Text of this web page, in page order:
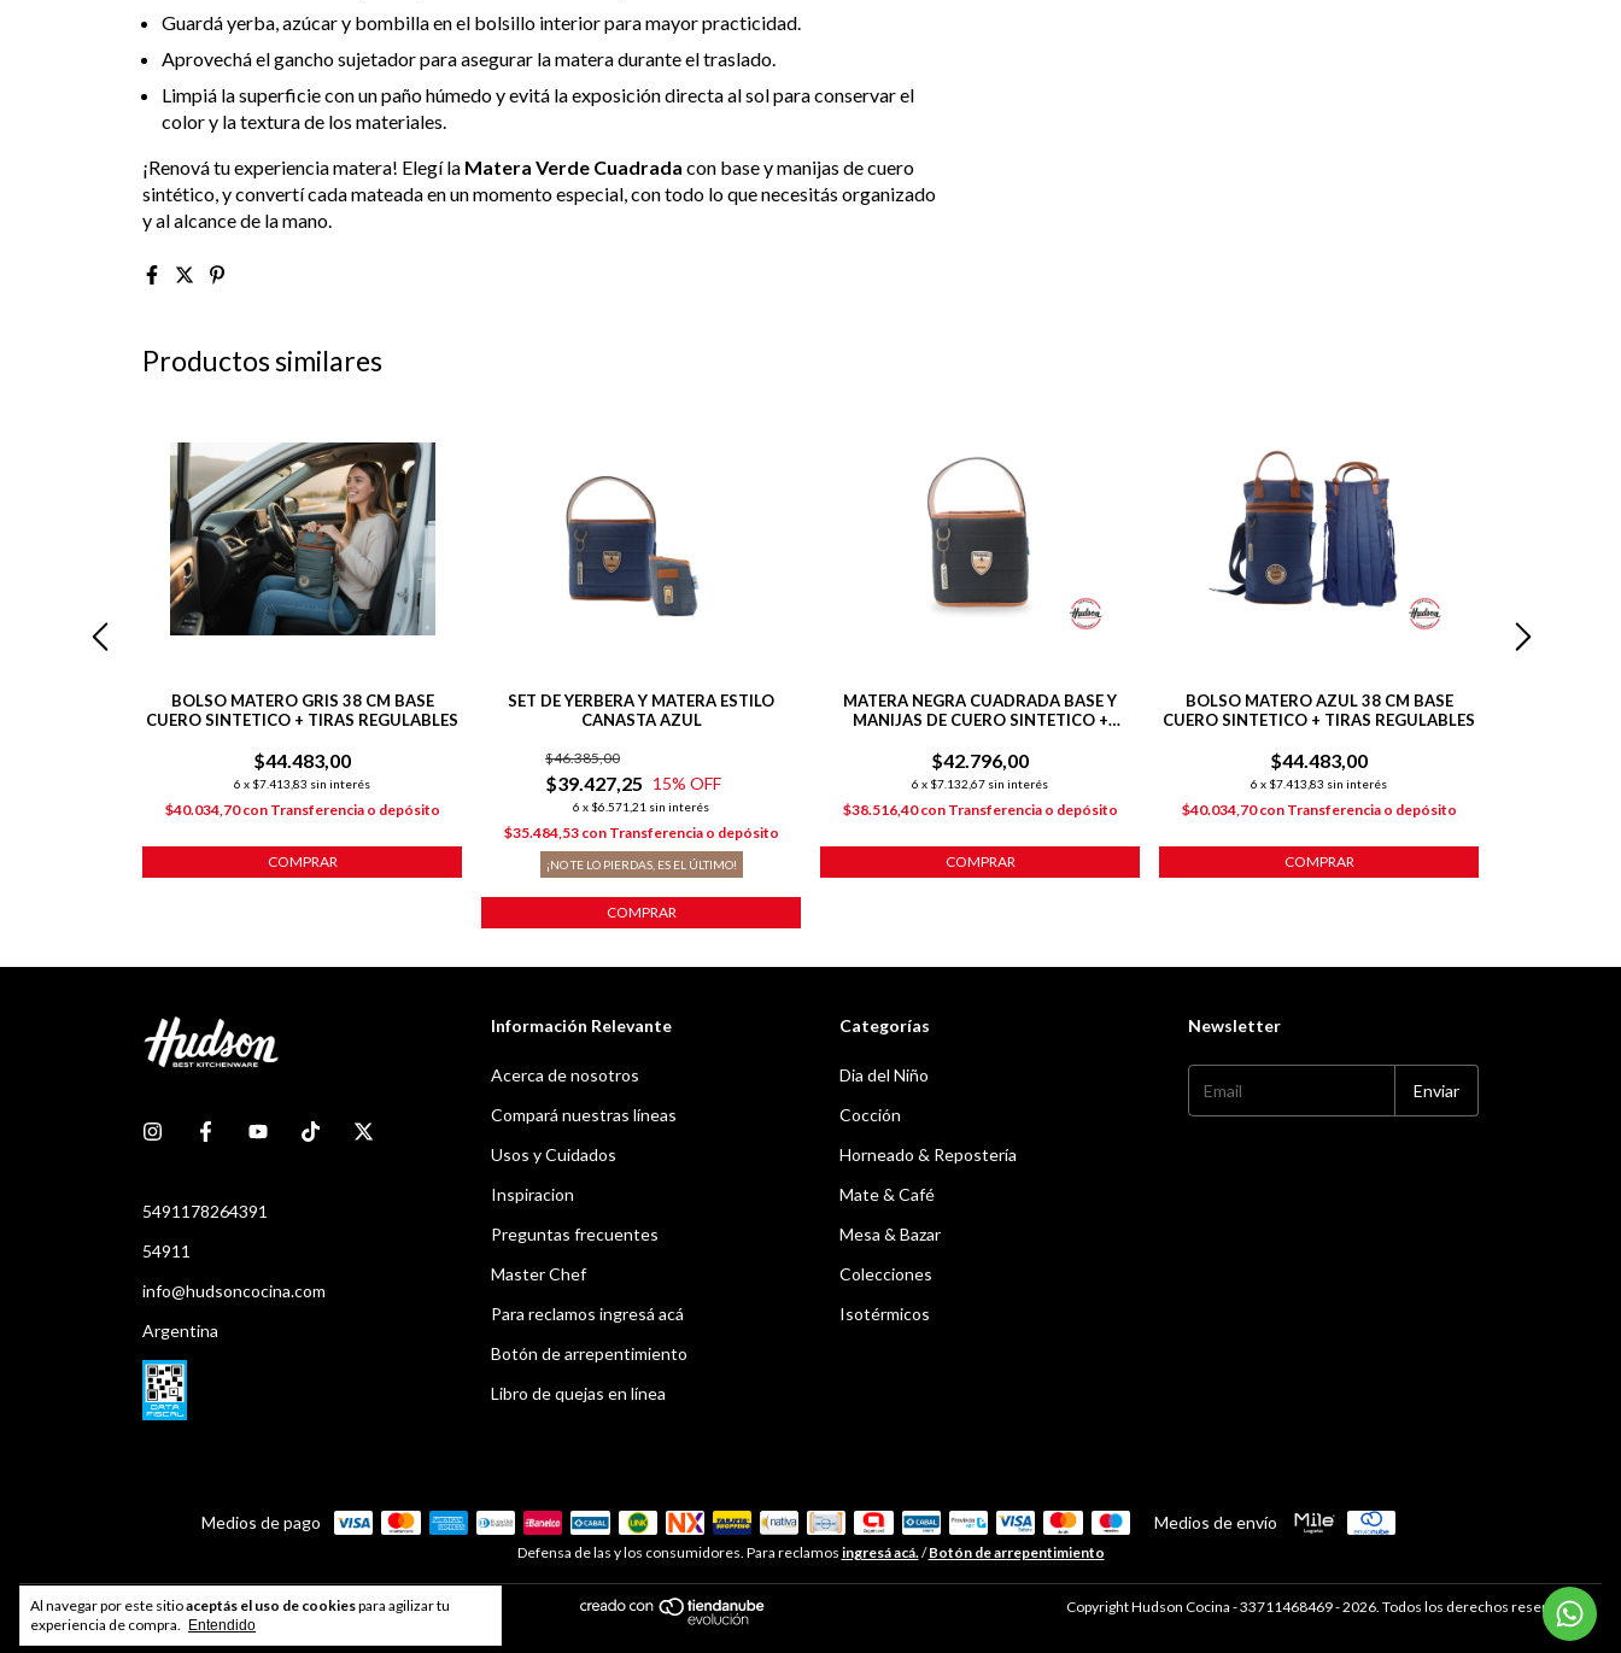
Al navegar por este sitioaceptás el uso de cookiespara agilizar tu
experiencia de compra.
Entendido
Guardá yerba, azúcar y bombilla en el bolsillo interior para mayor practicidad.
Aprovechá el gancho sujetador para asegurar la matera durante el traslado.
Limpiá la superficie con un paño húmedo y evitá la exposición directa al sol para conservar el
color y la textura de los materiales.
¡Renová tu experiencia matera! Elegí la Matera Verde Cuadrada con base y manijas de cuero
sintético, y convertí cada mateada en un momento especial, con todo lo que necesitás organizado
y al alcance de la mano.
Productos similares
BOLSO MATERO GRIS 38 CM BASE
CUERO SINTETICO + TIRAS REGULABLES
$44.483,00
6 x $7.413,83 sin interés
$40.034,70con Transferencia o depósito
COMPRAR
SET DE YERBERA Y MATERA ESTILO
CANASTA AZUL
$39.427,25
$46.385,00
15% OFF
6 x $6.571,21 sin interés
$35.484,53 con Transferencia o depósito
¡NO TE LO PIERDAS, ES EL ÚLTIMO!
COMPRAR
MATERA NEGRA CUADRADA BASE Y
MANIJAS DE CUERO SINTETICO +
$42.796,00
6 x $7.132,67 sin interés
$38.516,40con Transferencia o depósito
COMPRAR
BOLSO MATERO AZUL 38 CM BASE
CUERO SINTETICO + TIRAS REGULABLES
$44.483,00
6 x $7.413,83 sin interés
$40.034,70con Transferencia o depósito
COMPRAR
5491178264391
54911
info@hudsoncocina.com
Argentina
Información Relevante
Acerca de nosotros
Compará nuestras líneas
Usos y Cuidados
Inspiracion
Preguntas frecuentes
Master Chef
Para reclamos ingresá acá
Botón de arrepentimiento
Libro de quejas en línea
Categorías
Dia del Niño
Cocción
Horneado & Repostería
Mate & Café
Mesa & Bazar
Colecciones
Isotérmicos
Newsletter
Medios de pago Medios de envío
Defensa de las y los consumidores. Para reclamos ingresá acá./ Botón de arrepentimiento
Developed byIndex® Copyright Hudson Cocina - 33711468469 - 2026. Todos los derechos reservados.